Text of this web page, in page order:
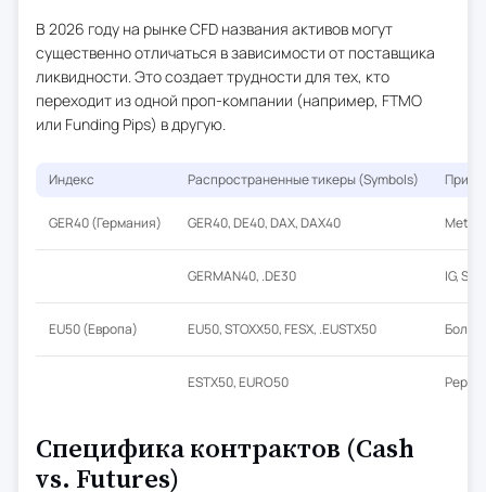
В 2026 году на рынке CFD названия активов могут
существенно отличаться в зависимости от поставщика
ликвидности. Это создает трудности для тех, кто
переходит из одной проп-компании (например, FTMO
или Funding Pips) в другую.
Индекс Распространенные тикеры (Symbols)
GER40 (Германия) GER40, DE40, DAX, DAX40
GERMAN40, .DE30 IG,
EU50 (Европа) EU50, STOXX50, FESX, .EUSTX50
ESTX50, EURO50
Специфика контрактов (Cash
vs. Futures)